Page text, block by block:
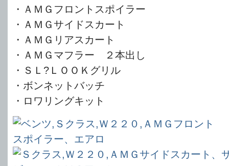
・ＡＭＧフロントスポイラー
・ＡＭＧサイドスカート
・ＡＭＧリアスカート
・ＡＭＧマフラー ２本出し
・ＳＬ?ＬＯＯＫグリル
・ボンネットバッチ
・ロワリングキット